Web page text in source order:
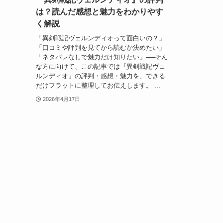
は？読んだ感想と魅力をわかりやす
く解説
「異剣戦記ヴェルンディオって面白いの？」
「口コミや評判を見てから読むか決めたい」
「ネタバレなしで魅力だけ知りたい」──そん
な方に向けて、この記事では『異剣戦記ヴェ
ルンディオ』の評判・感想・魅力を、できる
だけフラットに整理してお伝えします。 ...
2026年4月17日